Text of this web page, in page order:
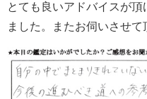
とても良いアドバイスが
ました。またお伺いさせて